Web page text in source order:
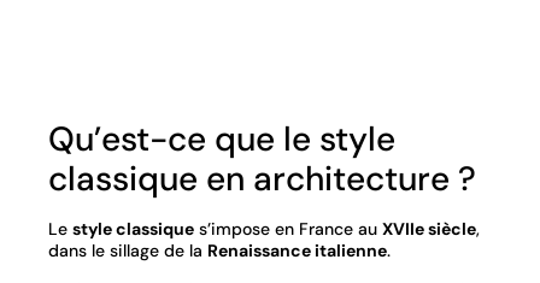
Qu’est-ce que le style
classique en architecture ?
Le style classique s’impose en France au XVIIe siècle,
dans le sillage de la Renaissance italienne.